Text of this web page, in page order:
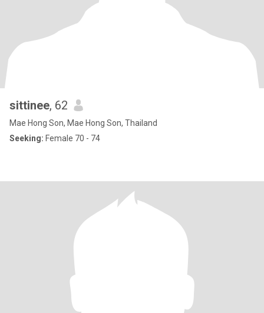
sittinee, 62
Mae Hong Son, Mae Hong Son, Thailand
Seeking: Female 70 - 74